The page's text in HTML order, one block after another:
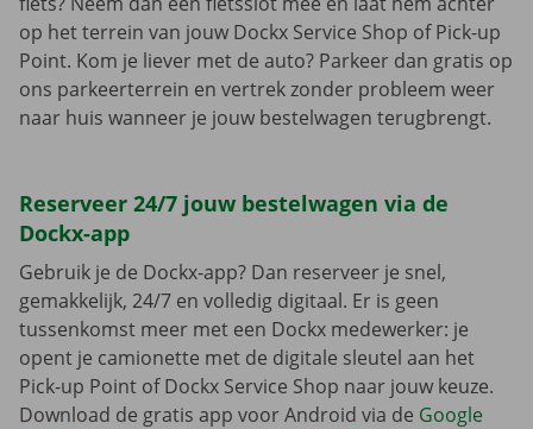
op het terrein van jouw Dockx Service Shop of Pick-up
Point. Kom je liever met de auto? Parkeer dan gratis op
ons parkeerterrein en vertrek zonder probleem weer
naar huis wanneer je jouw bestelwagen terugbrengt.
Reserveer 24/7 jouw bestelwagen via de
Dockx-app
Gebruik je de Dockx-app? Dan reserveer je snel,
gemakkelijk, 24/7 en volledig digitaal. Er is geen
tussenkomst meer met een Dockx medewerker: je
opent je camionette met de digitale sleutel aan het
Pick-up Point of Dockx Service Shop naar jouw keuze.
Download de gratis app voor Android via de Google